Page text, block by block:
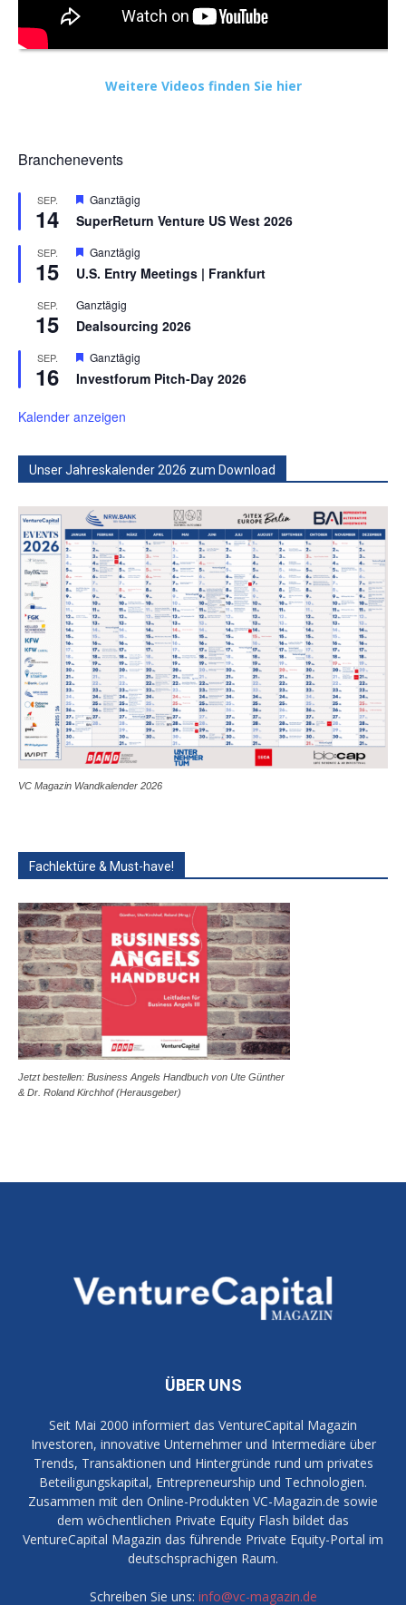
Weitere Videos finden Sie hier
Branchenevents
SEP.
14
Hervorgehoben
Ganztägig
SuperReturn Venture US West 2026
SEP.
15
Hervorgehoben
Ganztägig
U.S. Entry Meetings | Frankfurt
SEP.
15
Ganztägig
Dealsourcing 2026
SEP.
16
Hervorgehoben
Ganztägig
Investforum Pitch-Day 2026
Kalender anzeigen
Unser Jahreskalender 2026 zum Download
VC Magazin Wandkalender 2026
Fachlektüre & Must-have!
Jetzt bestellen: Business Angels Handbuch von Ute Günther
& Dr. Roland Kirchhof (Herausgeber)
ÜBER UNS
Seit Mai 2000 informiert das VentureCapital Magazin
Investoren, innovative Unternehmer und Intermediäre über
Trends, Transaktionen und Hintergründe rund um privates
Beteiligungskapital, Entrepreneurship und Technologien.
Zusammen mit den Online-Produkten VC-Magazin.de sowie
dem wöchentlichen Private Equity Flash bildet das
VentureCapital Magazin das führende Private Equity-Portal im
deutschsprachigen Raum.
Schreiben Sie uns: info@vc-magazin.de